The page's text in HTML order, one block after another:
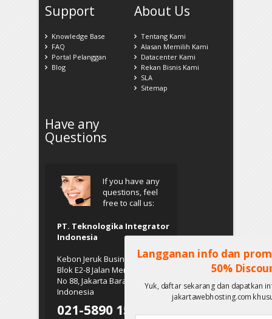
Support
Knowledge Base
FAQ
Portal Pelanggan
Blog
About Us
Tentang Kami
Alasan Memilih Kami
Datacenter Kami
Rekan Bisnis Kami
SLA
Sitemap
Have any
Questions
If you have any
questions, feel
free to call us:
PT. Teknologika Integrator
Indonesia
Kebon Jeruk Business Park,
Blok E2-8 Jalan Meruya Ilir Raya
No 88, Jakarta Barat 11620,
Indonesia
021-5890 1514
Langganan info dan
50%
Yuk, daftar sekarang dan dapatkan
jakartawebhosting.com